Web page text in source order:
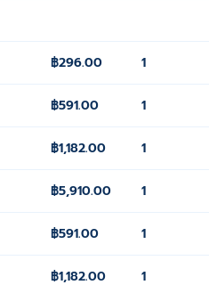
฿296.00 1
฿591.00 1
฿1,182.00 1
฿5,910.00 1
฿591.00 1
฿1,182.00 1